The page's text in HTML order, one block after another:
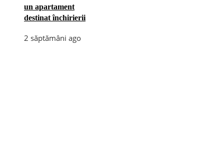
un apartament
destinat închirierii
2 săptămâni ago